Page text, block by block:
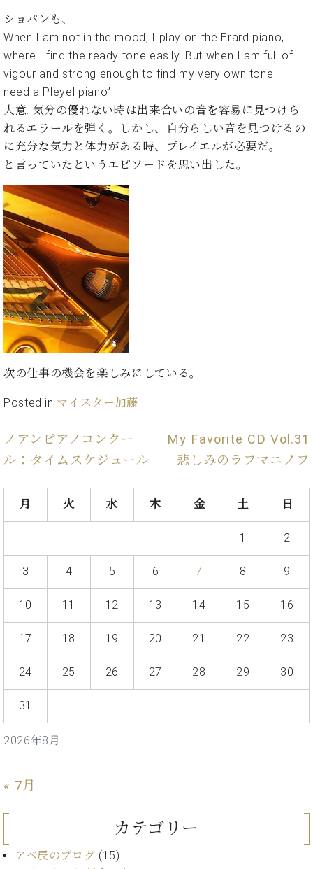
ト
/
C.
シ
ュ
タ
イ
ン
ジ
デ
ン
ス
C.
ベ
ヒ
シ
ュ
タ
イ
ン
コ
ー
ト
ラ
ド
ュ
イ
コ
ン
イ
取
み
ピ
ア
ノ
製
造
号
色
ベ
ヒ
シ
ュ
イ
ン
を
く
前
に
ベ
ヒ
シ
ュ
タ
イ
ン・
シ
ー
納
実
実
績
音
楽
教
ご
の
デ
情
報)
キ
ャ
ン
ペ
ン
コ
ン
サ
ー
ト
レ
ッ
ス
ン
ベ
ト
理
ー
ル
楽
ラ
ー・
取
扱
店
舗・
サ
ン・
調
律
趣
味
か
本
格
的
に
学
ぶ
ま
で
大
歓
迎。
ベヒ
シュ
タイ
ン・
シュ
ーレ
教室
ベ
シ
・
ム
京
店
ご
挨
スタ
会
社
案
内
お
問
せ
ショパンも、
When I am not in the mood, I play on the Erard piano,
where I find the ready tone easily. But when I am full of
vigour and strong enough to find my very own tone – I
need a Pleyel piano”
大意: 気分の優れない時は出来合いの音を容易に見つけら
れるエラールを弾く。しかし、自分らしい音を見つけるの
に充分な気力と体力がある時、プレイエルが必要だ。
と言っていたというエピソードを思い出した。
次の仕事の機会を楽しみにしている。
Posted in マイスター加藤
ノアンピアノコンクー
ル：タイムスケジュール
My Favorite CD Vol.31
悲しみのラフマニノフ
2026年8月
月 火 水 木 金 土 日
1 2
3 4 5 6 7 8 9
10 11 12 13 14 15 16
17 18 19 20 21 22 23
24 25 26 27 28 29 30
31
« 7月
カテゴリー
アベ辰のブログ (15)